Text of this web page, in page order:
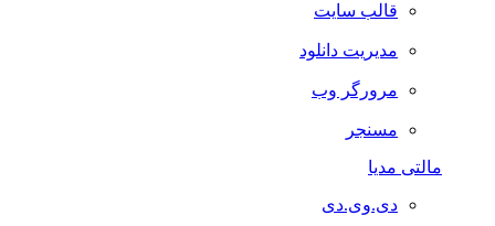
قالب سایت
مدیریت دانلود
مرورگر وب
مسنجر
مالتی مدیا
دی.وی.دی